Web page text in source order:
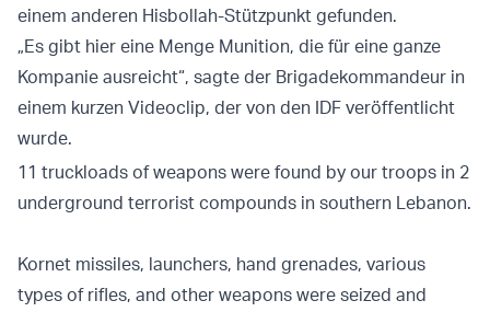
einem anderen Hisbollah-Stützpunkt gefunden.
„Es gibt hier eine Menge Munition, die für eine ganze
Kompanie ausreicht“, sagte der Brigadekommandeur in
einem kurzen Videoclip, der von den IDF veröffentlicht
wurde.
11 truckloads of weapons were found by our troops in 2
underground terrorist compounds in southern Lebanon.
Kornet missiles, launchers, hand grenades, various
types of rifles, and other weapons were seized and